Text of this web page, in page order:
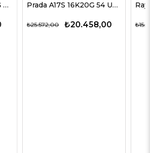
Prada A17S 16K20G 54 Unisex Güneş Gözlükleri Rayban 4547 601/58 60 Erkek Güneş Gözlükleri
₺9.774,00
₺15.037,00